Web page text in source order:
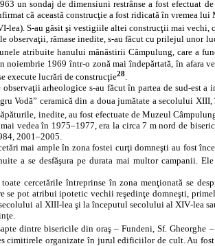
un sondaj de dimensiuni restrânse a fost efectuat
că această construcţie a fost ridicată în vremea
S‑au găsit şi vestigiile altei construcţii mai
observaţii, rămase inedite, s‑au făcut cu prilejul unor
atribuite hanului mânăstirii Câmpulung, care a
noiembrie 1969 într‑o zonă mai îndepărtată, în afara
execute lucrări de construcţie28.
observaţii arheologice s‑au făcut în partea de sud‑est
Vodă” ceramică din a doua jumătate a secolului
inedite, au fost efectuate de Muzeul
vedea în 1975–1977, era la circa 7 m nord de
2001–2005.
mai ample în zona fostei curţi domneşti au fost
a se desfăşura pe durata mai multor campanii.
cercetările întreprinse în zona menţionată se
se pot atribui ipotetic vechii reşedinţe domneşti,
al XIII‑lea şi la începutul secolului al XIV‑lea
dintre bisericile din oraş – Fundeni, Sf. Gheorghe –
cimitirele organizate în jurul edificiilor de cult. Au